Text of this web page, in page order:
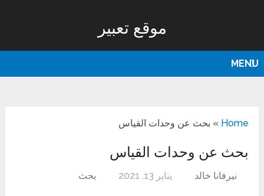
موقع تعبير
MENU
Home
» بحث عن وحدات القياس
بحث عن وحدات القياس
نيرفانا خالد يناير 13, 2021 بحث